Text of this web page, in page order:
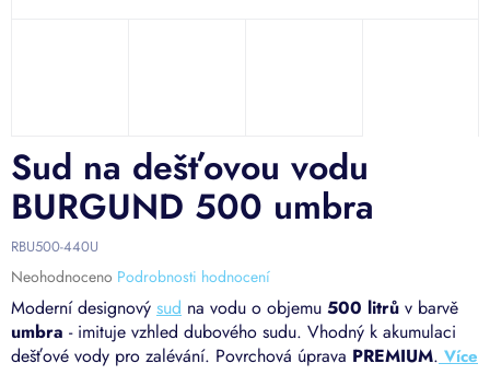
Moderní designový sud na vodu o objemu 500 litrů v barvě
umbra - imituje vzhled dubového sudu. Vhodný k akumulaci
dešťové vody pro zalévání. Povrchová úprava PREMIUM.
Sud na dešťovou vodu
BURGUND 500 umbra
RBU500-440U
Průměrné
hodnocení
produktu
je
0,0
Neohodnoceno Podrobnosti hodnocení